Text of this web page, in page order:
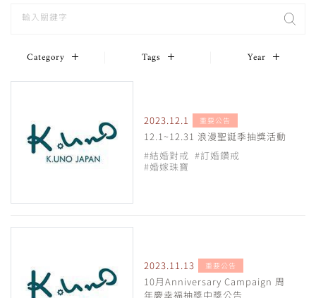
Category Tags Year
2023.12.1 重要公告
12.1~12.31 浪漫聖誕季抽獎活動
#結婚對戒 #訂婚鑽戒
#婚嫁珠寶
2023.11.13 重要公告
10月Anniversary Campaign 周
年慶幸福抽獎中獎公告